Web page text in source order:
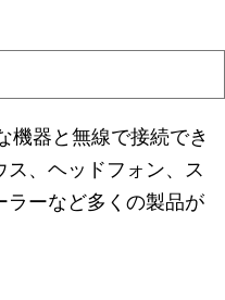
機器と無線で接続でき
ス、ヘッドフォン、ス
ラーなど多くの製品が